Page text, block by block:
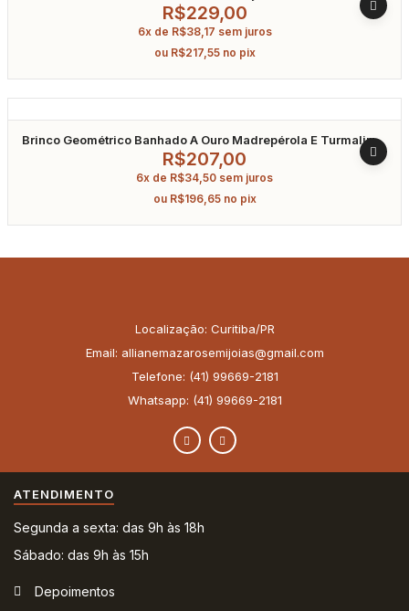
R$229,00
6x de R$38,17 sem juros
ou R$217,55 no pix
Brinco Geométrico Banhado A Ouro Madrepérola E Turmalina
R$207,00
6x de R$34,50 sem juros
ou R$196,65 no pix
Localização: Curitiba/PR
Email: allianemazarosemijoias@gmail.com
Telefone: (41) 99669-2181
Whatsapp: (41) 99669-2181
ATENDIMENTO
Segunda a sexta: das 9h às 18h
Sábado: das 9h às 15h
Depoimentos